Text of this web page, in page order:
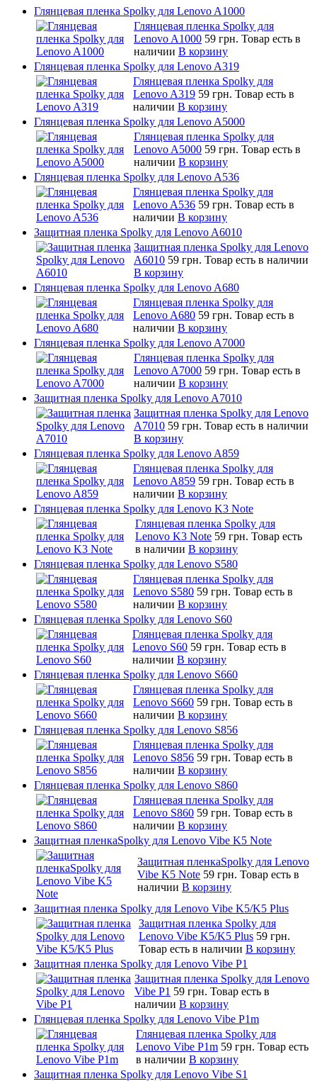
Глянцевая пленка Spolky для Lenovo A1000
Глянцевая пленка Spolky для
Lenovo A1000 59 грн. Товар есть в
наличии В корзину
Глянцевая пленка Spolky для Lenovo A319
Глянцевая пленка Spolky для
Lenovo A319 59 грн. Товар есть в
наличии В корзину
Глянцевая пленка Spolky для Lenovo A5000
Глянцевая пленка Spolky для
Lenovo A5000 59 грн. Товар есть в
наличии В корзину
Глянцевая пленка Spolky для Lenovo A536
Глянцевая пленка Spolky для
Lenovo A536 59 грн. Товар есть в
наличии В корзину
Защитная пленка Spolky для Lenovo A6010
Защитная пленка Spolky для Lenovo
A6010 59 грн. Товар есть в наличии
В корзину
Глянцевая пленка Spolky для Lenovo A680
Глянцевая пленка Spolky для
Lenovo A680 59 грн. Товар есть в
наличии В корзину
Глянцевая пленка Spolky для Lenovo A7000
Глянцевая пленка Spolky для
Lenovo A7000 59 грн. Товар есть в
наличии В корзину
Защитная пленка Spolky для Lenovo A7010
Защитная пленка Spolky для Lenovo
A7010 59 грн. Товар есть в наличии
В корзину
Глянцевая пленка Spolky для Lenovo A859
Глянцевая пленка Spolky для
Lenovo A859 59 грн. Товар есть в
наличии В корзину
Глянцевая пленка Spolky для Lenovo K3 Note
Глянцевая пленка Spolky для
Lenovo K3 Note 59 грн. Товар есть
в наличии В корзину
Глянцевая пленка Spolky для Lenovo S580
Глянцевая пленка Spolky для
Lenovo S580 59 грн. Товар есть в
наличии В корзину
Глянцевая пленка Spolky для Lenovo S60
Глянцевая пленка Spolky для
Lenovo S60 59 грн. Товар есть в
наличии В корзину
Глянцевая пленка Spolky для Lenovo S660
Глянцевая пленка Spolky для
Lenovo S660 59 грн. Товар есть в
наличии В корзину
Глянцевая пленка Spolky для Lenovo S856
Глянцевая пленка Spolky для
Lenovo S856 59 грн. Товар есть в
наличии В корзину
Глянцевая пленка Spolky для Lenovo S860
Глянцевая пленка Spolky для
Lenovo S860 59 грн. Товар есть в
наличии В корзину
Защитная пленкаSpolky для Lenovo Vibe K5 Note
Защитная пленкаSpolky для Lenovo
Vibe K5 Note 59 грн. Товар есть в
наличии В корзину
Защитная пленка Spolky для Lenovo Vibe K5/K5 Plus
Защитная пленка Spolky для
Lenovo Vibe K5/K5 Plus 59 грн.
Товар есть в наличии В корзину
Защитная пленка Spolky для Lenovo Vibe P1
Защитная пленка Spolky для Lenovo
Vibe P1 59 грн. Товар есть в
наличии В корзину
Глянцевая пленка Spolky для Lenovo Vibe P1m
Глянцевая пленка Spolky для
Lenovo Vibe P1m 59 грн. Товар есть
в наличии В корзину
Защитная пленка Spolky для Lenovo Vibe S1